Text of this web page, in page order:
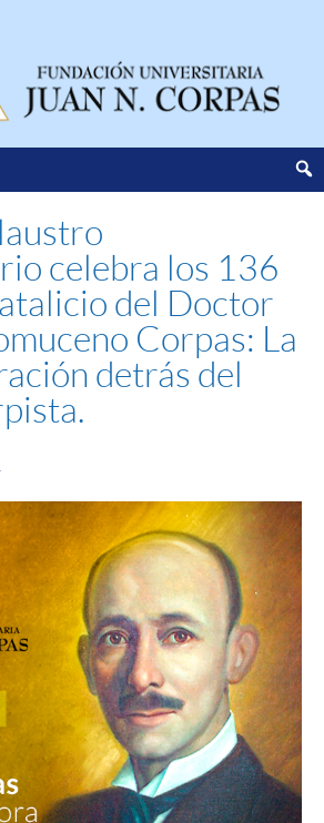
celebra los 136
del Doctor
Corpas: La
detrás del